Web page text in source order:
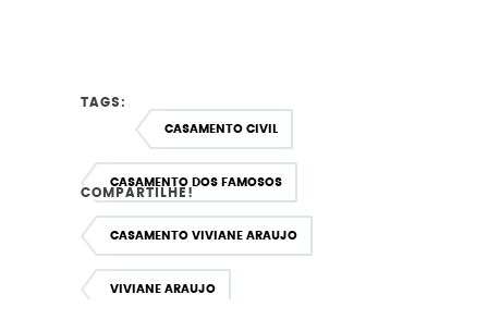
TAGS:
CASAMENTO CIVIL
CASAMENTO DOS FAMOSOS
CASAMENTO VIVIANE ARAUJO
VIVIANE ARAUJO
COMPARTILHE!